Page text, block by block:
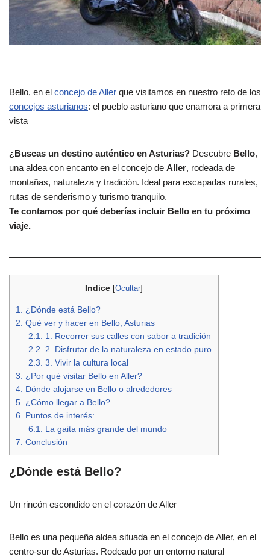
Bello, en el concejo de Aller que visitamos en nuestro reto de los
concejos asturianos: el pueblo asturiano que enamora a primera
vista
¿Buscas un destino auténtico en Asturias? Descubre Bello,
una aldea con encanto en el concejo de Aller, rodeada de
montañas, naturaleza y tradición. Ideal para escapadas rurales,
rutas de senderismo y turismo tranquilo.
Te contamos por qué deberías incluir Bello en tu próximo
viaje.
Indice [Ocultar]
1. ¿Dónde está Bello?
2. Qué ver y hacer en Bello, Asturias
2.1. 1. Recorrer sus calles con sabor a tradición
2.2. 2. Disfrutar de la naturaleza en estado puro
2.3. 3. Vivir la cultura local
3. ¿Por qué visitar Bello en Aller?
4. Dónde alojarse en Bello o alrededores
5. ¿Cómo llegar a Bello?
6. Puntos de interés:
6.1. La gaita más grande del mundo
7. Conclusión
¿Dónde está Bello?
Un rincón escondido en el corazón de Aller
Bello es una pequeña aldea situada en el concejo de Aller, en el
centro-sur de Asturias. Rodeado por un entorno natural